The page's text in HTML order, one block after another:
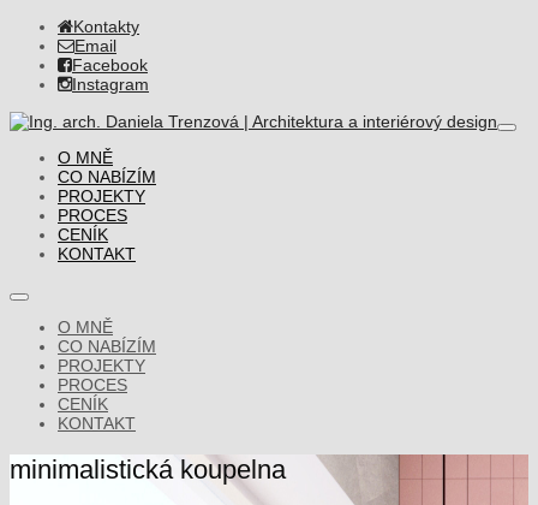
Kontakty
Email
Facebook
Instagram
O MNĚ
CO NABÍZÍM
PROJEKTY
PROCES
CENÍK
KONTAKT
O MNĚ
CO NABÍZÍM
PROJEKTY
PROCES
CENÍK
KONTAKT
minimalistická koupelna